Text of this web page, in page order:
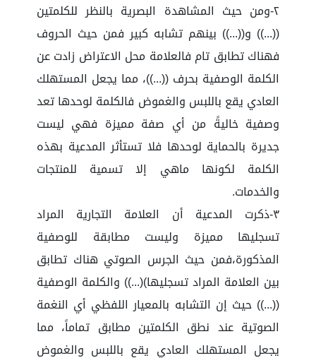
٢-ومن حيث المشاهدة البصرية بالنظر للكلمتين
((...)) و((...)) بينهم تشابه كبير فمن حيث الحروف
فهناك تطابق تام فالعلامة محل الاعتراض زادت عن
الكلمة الوصفية بحرف ((...))، مما يجعل المستهلك
العادي يقع باللبس والغموض فالكلمة لوحدها تعد
وصفية خاليةً من أي صفة مميزة فهي ليست
جديرة بالحماية لوحدها فلا تستأثر المدعية بهذه
الكلمة لكونها ماهي إلا تسمية للمنتجات
والخدمات.
٣-ذكرت المدعية أن العلامة التجارية المراد
تسجليها مميزة وليست مطابقة للوصفية
المذكورة،فمن حيث الجرس الصوتي هناك تطابق
بين العلامة المراد تسجليها)(...)) والكلمة الوصفية
((...)) حيث إن التشابه بالمعيار اللفظي أي النغمة
الصوتية عند نطق الكلمتين مطابق تماماً، مما
يجعل المستهلك العادي يقع باللبس والغموض